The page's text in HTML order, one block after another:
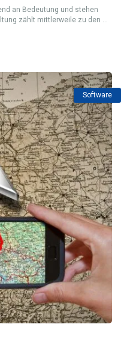
an Bedeutung und stehen
zählt mittlerweile zu den ...
Software